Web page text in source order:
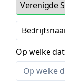
Op welke